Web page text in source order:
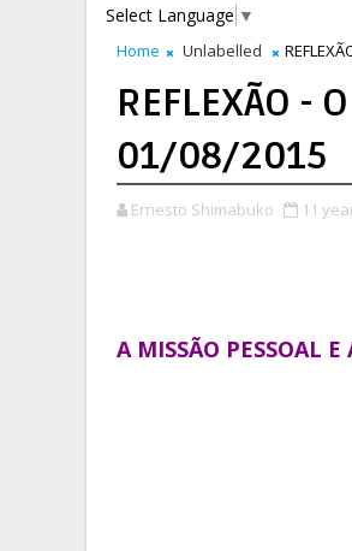
Select Language ▼
Home Unlabelled
REFLEXÃO -
01/08/2015
Ernesto Shimabuko 11
A MISSÃO PESSOAL